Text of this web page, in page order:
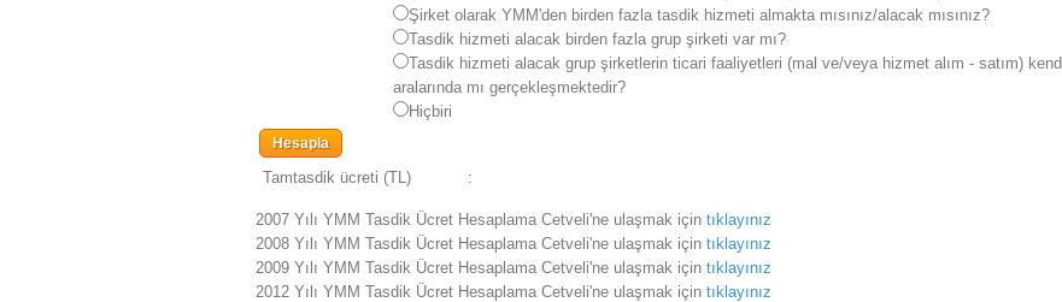
Şirket olarak YMM'den birden fazla tasdik hizmeti almakta mısınız/alacak mısınız?
Tasdik hizmeti alacak birden fazla grup şirketi var mı?
Tasdik hizmeti alacak grup şirketlerin ticari faaliyetleri (mal ve/veya hizmet alım - satım) kendi
aralarında mı gerçekleşmektedir?
Hiçbiri
Tamtasdik ücreti (TL) :
2007 Yılı YMM Tasdik Ücret Hesaplama Cetveli'ne ulaşmak için tıklayınız
2008 Yılı YMM Tasdik Ücret Hesaplama Cetveli'ne ulaşmak için tıklayınız
2009 Yılı YMM Tasdik Ücret Hesaplama Cetveli'ne ulaşmak için tıklayınız
2012 Yılı YMM Tasdik Ücret Hesaplama Cetveli'ne ulaşmak için tıklayınız